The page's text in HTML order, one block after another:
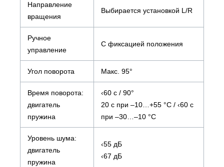
Направление
вращения
Выбирается установкой L/R
Ручное
управление
С фиксацией положения
Угол поворота Макс. 95°
Время поворота:
двигатель
пружина
‹60 с / 90°
20 с при –10…+55 °С / ‹60 с
при –30…–10 °С
Уровень шума:
двигатель
пружина
‹55 дБ
‹67 дБ